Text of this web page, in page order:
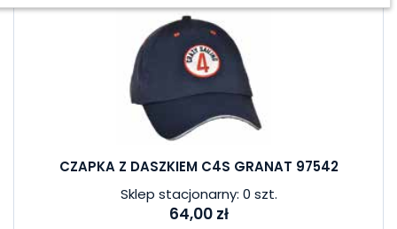
CZAPKA Z DASZKIEM C4S GRANAT 97542
Sklep stacjonarny: 0 szt.
64,00 zł